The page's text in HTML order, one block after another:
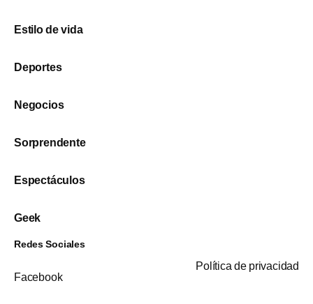
Estilo de vida
Deportes
Negocios
Sorprendente
Espectáculos
Geek
Redes Sociales
Facebook
Política de privacidad